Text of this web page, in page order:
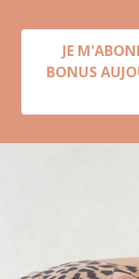
JE
BONUS